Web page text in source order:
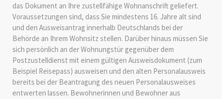
das Dokument an Ihre zustellfähige Wohnanschrift geliefert.
Voraussetzungen sind, dass Sie mindestens 16. Jahre alt sind
und den Ausweisantrag innerhalb Deutschlands bei der
Behörde an Ihrem Wohnsitz stellen. Darüber hinaus müssen Sie
sich persönlich an der Wohnungstür gegenüber dem
Postzustelldienst mit einem gültigen Ausweisdokument (zum
Beispiel Reisepass) ausweisen und den alten Personalausweis
bereits bei der Beantragung des neuen Personalausweises
entwerten lassen. Bewohnerinnen und Bewohner aus